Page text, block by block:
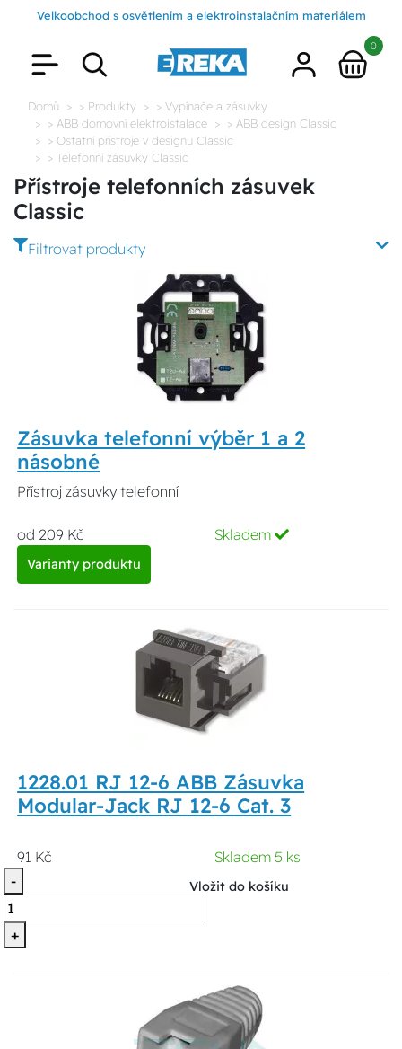
Velkoobchod s osvětlením a elektroinstalačním materiálem
0
Domů > Produkty
> Vypínače a zásuvky
> ABB domovní elektroistalace
> ABB design Classic
> Ostatní přístroje v designu Classic
> Telefonní zásuvky Classic
Přístroje telefonních zásuvek
Classic
Filtrovat produkty
Zásuvka telefonní výběr 1 a 2
násobné
Přístroj zásuvky telefonní
od 209 Kč Skladem
Varianty produktu
1228.01 RJ 12-6 ABB Zásuvka
Modular-Jack RJ 12-6 Cat. 3
91 Kč
Skladem 5 ks
-
+
Vložit do košíku